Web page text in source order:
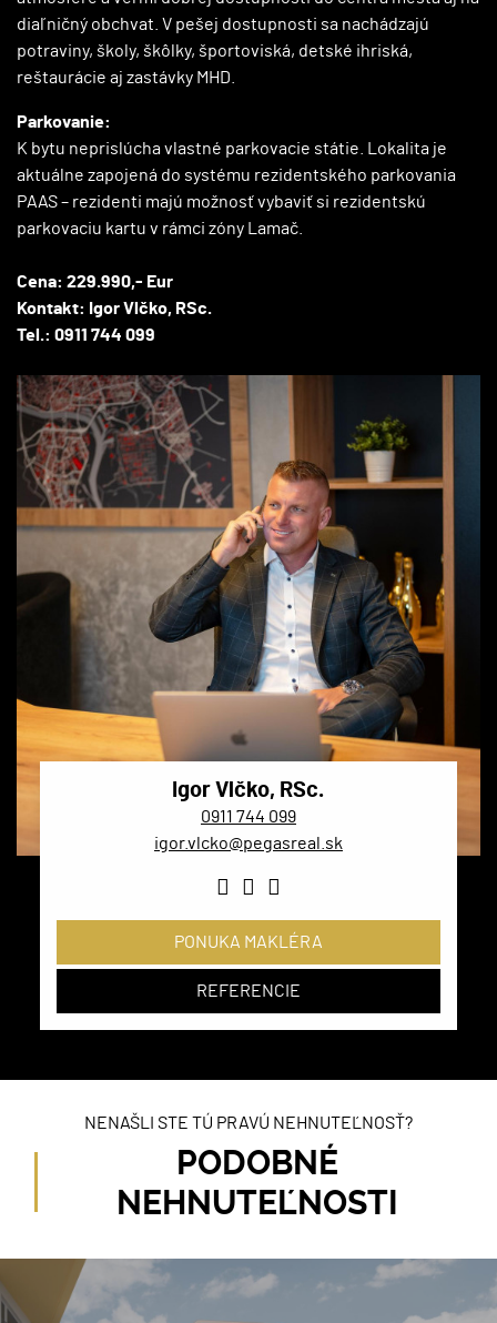
diaľničný obchvat. V pešej dostupnosti sa nachádzajú
potraviny, školy, škôlky, športoviská, detské ihriská,
reštaurácie aj zastávky MHD.
Parkovanie:
K bytu neprislúcha vlastné parkovacie státie. Lokalita je
aktuálne zapojená do systému rezidentského parkovania
PAAS – rezidenti majú možnosť vybaviť si rezidentskú
parkovaciu kartu v rámci zóny Lamač.
Cena: 229.990,- Eur
Kontakt: Igor Vlčko, RSc.
Tel.: 0911 744 099
Igor Vlčko, RSc.
0911 744 099
igor.vlcko@pegasreal.sk
PONUKA MAKLÉRA
REFERENCIE
NENAŠLI STE TÚ PRAVÚ NEHNUTEĽNOSŤ?
PODOBNÉ
NEHNUTEĽNOSTI